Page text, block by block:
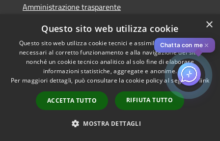
Amministrazione trasparente
Informativa privacy
Note legali
Dichiarazione di accessibilità
Piano di miglioramento dei servizi
Newsletter
Social media
Chatta con me ✕
×
Questo sito web utilizza cookie
Questo sito web utilizza cookie tecnici e assimilati strettamente
necessari al corretto funzionamento e alla navigazione del sito,
nonché un cookie tecnico analitico al solo fine di elaborare
informazioni statistiche, aggregate e anonime.
Per maggiori dettagli, può consultare la cookie policy al seguentelink
ACCETTA TUTTO RIFIUTA TUTTO
MOSTRA DETTAGLI